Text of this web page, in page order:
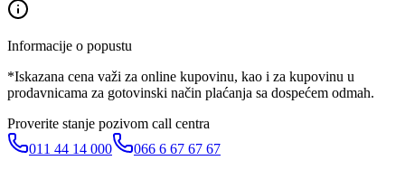
Informacije o popustu
*Iskazana cena važi za online kupovinu, kao i za kupovinu u
prodavnicama za gotovinski način plaćanja sa dospećem odmah.
Proverite stanje pozivom call centra
011 44 14 000
066 6 67 67 67